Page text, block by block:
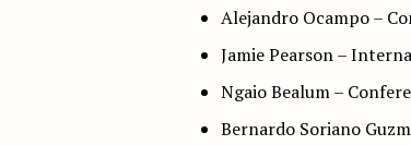
Alejandro Ocampo –
Jamie Pearson –
Ngaio Bealum –
Bernardo Soriano